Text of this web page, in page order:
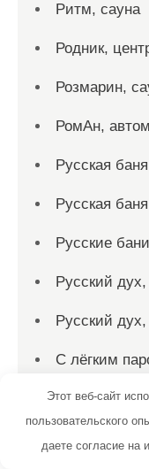
Ритм, сауна
Родник,
Розмарин,
РомАн,
Русская
Русская
Русские бани
Русский
Русский
С лёгким
Садко, сауна
Этот веб-сайт
пользовательского
даете согласие на